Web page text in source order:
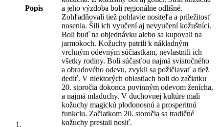
Popis
a jeho výzdoba boli regionálne odlišné.
Zohľadňovali tiež pohlavie nositeľa a príležitosť
nosenia. Šili ich vyučení aj nevyučení kožušníci.
Boli buď na objednávku alebo sa kupovali na
jarmokoch. Kožuchy patrili k nákladným
vrchným odevným súčiastkam, nevlastnili ich
všetky rodiny. Boli súčasťou najmä sviatočného
a obradového odevu, zvykli sa požičiavať a tiež
dediť. V niektorých oblastiach boli do začiatku
20. storočia dokonca povinným odevom ženícha,
a najmä mladuchy. V duchovnej kultúre mali
kožuchy magickú plodonosnú a prosperitnú
funkciu. Začiatkom 20. storočia sa tradičné
kožuchy prestali nosiť.